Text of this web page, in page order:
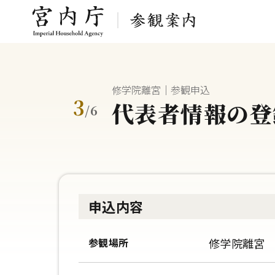
3/6
修学院離宮｜参観申込
代表者情報の
申込内容
参観場所 修学院離宮